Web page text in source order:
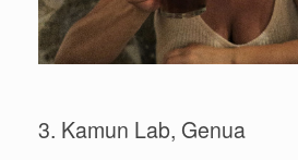
3. Kamun Lab, Genua